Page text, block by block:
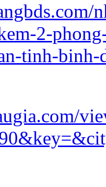
2-
tinh-binh-